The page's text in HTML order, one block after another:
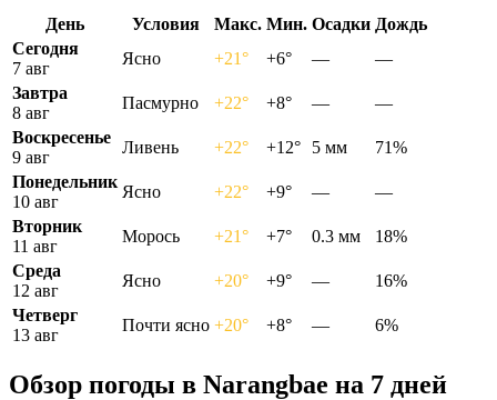
День Условия Макс. Мин. Осадки Дождь
Сегодня
7 авг
Ясно +21° +6° —
—
Завтра
8 авг
Пасмурно +22° +8° —
—
Воскресенье
9 авг
Ливень +22° +12° 5 мм
71%
Понедельник
10 авг
Ясно +22° +9° —
—
Вторник
11 авг
Морось +21° +7° 0.3 мм
18%
Среда
12 авг
Ясно +20° +9° —
16%
Четверг
13 авг
Почти ясно +20° +8° — 6%
Обзор погоды в Narangbaе на 7 дней